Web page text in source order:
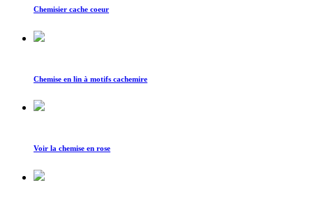
Chemisier cache coeur
Chemise en lin à motifs cachemire
Voir la chemise en rose